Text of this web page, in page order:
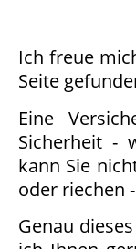
Ich freue
Seite
Eine
Sicherheit -
kann Sie
oder riechen
Genau